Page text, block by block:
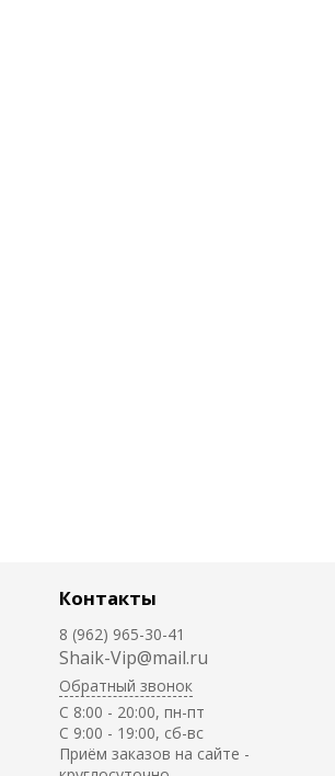
Контакты
8 (962) 965-30-41
Shaik-Vip@mail.ru
Обратный звонок
C 8:00 - 20:00, пн-пт
С 9:00 - 19:00, сб-вс
Приём заказов на сайте -